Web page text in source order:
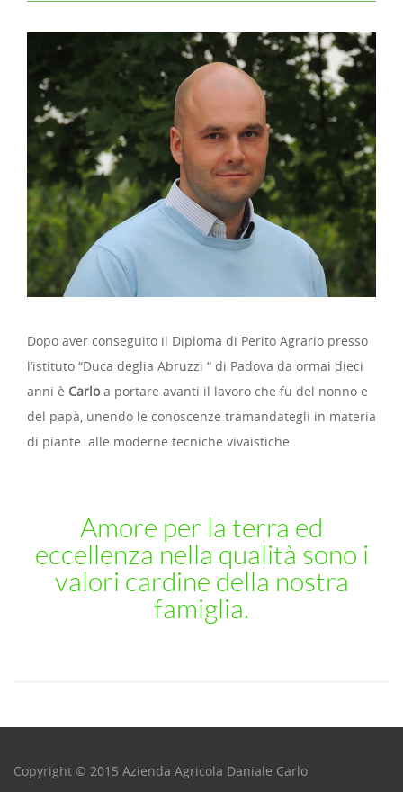
Dopo aver conseguito il Diploma di Perito Agrario presso
l’istituto “Duca deglia Abruzzi “ di Padova da ormai dieci
anni è Carloa portare avanti il lavoro che fu del nonno e
del papà, unendo le conoscenze tramandategli in materia
di piante alle moderne tecniche vivaistiche.
Amore per la terra ed
eccellenza nella qualità sono i
valori cardine della nostra
famiglia.
Copyright © 2015 Azienda Agricola Daniale Carlo